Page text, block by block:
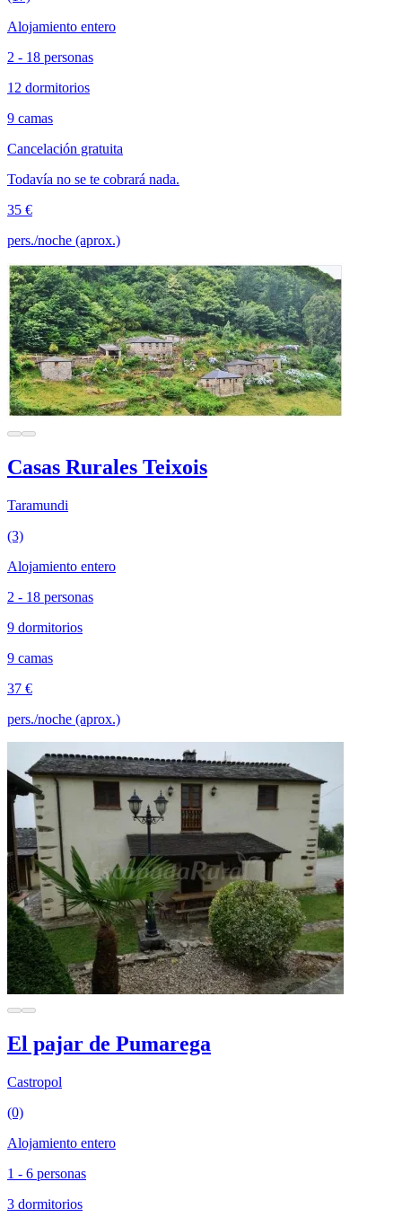
Alojamiento entero
2 - 18 personas
12 dormitorios
9 camas
Cancelación gratuita
Todavía no se te cobrará nada.
35 €
pers./noche (aprox.)
Casas Rurales Teixois
Taramundi
(3)
Alojamiento entero
2 - 18 personas
9 dormitorios
9 camas
37 €
pers./noche (aprox.)
El pajar de Pumarega
Castropol
(0)
Alojamiento entero
1 - 6 personas
3 dormitorios